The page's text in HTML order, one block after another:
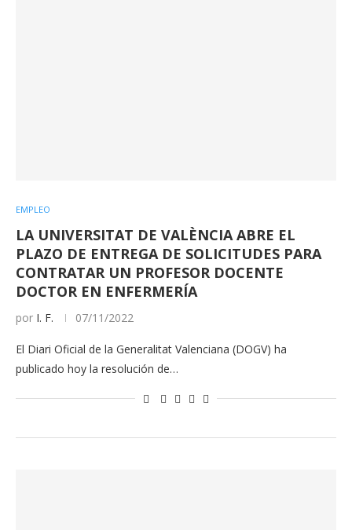
EMPLEO
LA UNIVERSITAT DE VALÈNCIA ABRE EL
PLAZO DE ENTREGA DE SOLICITUDES PARA
CONTRATAR UN PROFESOR DOCENTE
DOCTOR EN ENFERMERÍA
por I. F. 07/11/2022
El Diari Oficial de la Generalitat Valenciana (DOGV) ha
publicado hoy la resolución de…